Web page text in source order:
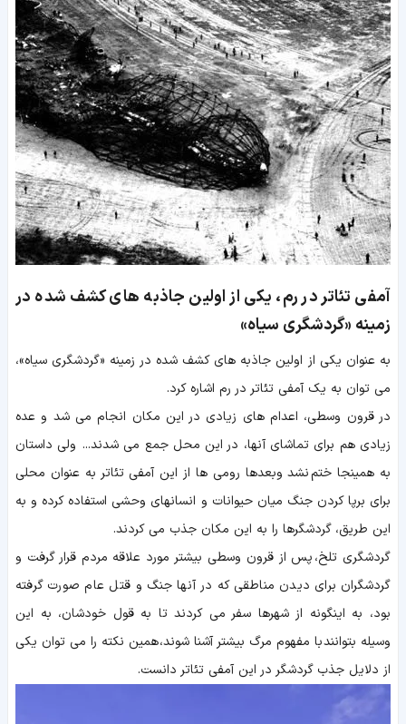
آمفی تئاتر در رم، یکی از اولین جاذبه های کشف شده در
زمینه «گردشگری سیاه»
به عنوان یکی از اولین جاذبه های کشف شده در زمینه «گردشگری سیاه»،
می توان به یک آمفی تئاتر در رم اشاره کرد.
در قرون وسطی، اعدام های زیادی در این مکان انجام می شد و عده
زیادی هم برای تماشای آنها، در این محل جمع می شدند... ولی داستان
به همینجا ختم نشد وبعدها رومی ها از این آمفی تئاتر به عنوان محلی
برای برپا کردن جنگ میان حیوانات و انسانهای وحشی استفاده کرده و به
این طریق، گردشگرها را به این مکان جذب می کردند.
گردشگری تلخ، پس از قرون وسطی بیشتر مورد علاقه مردم قرار گرفت و
گردشگران برای دیدن مناطقی که در آنها جنگ و قتل عام صورت گرفته
بود، به اینگونه از شهرها سفر می کردند تا به قول خودشان، به این
وسیله بتوانند با مفهوم مرگ بیشتر آشنا شوند، همین نکته را می توان یکی
از دلایل جذب گردشگر در این آمفی تئاتر دانست.